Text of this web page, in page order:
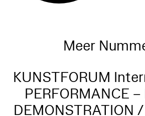
Meer
KUNSTFORUM
PERFORMANCE
DEMONSTRATION